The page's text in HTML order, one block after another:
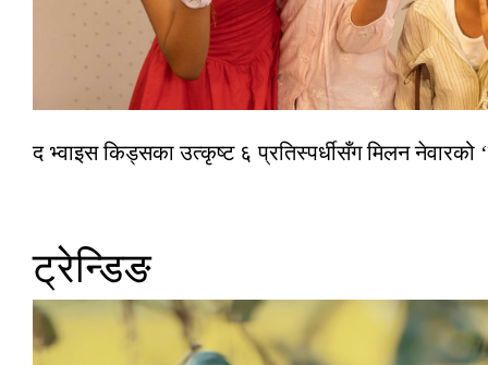
द भ्वाइस किड्सका उत्कृष्ट ६ प्रतिस्पर्धीसँग मिलन नेवारको
ट्रेन्डिङ